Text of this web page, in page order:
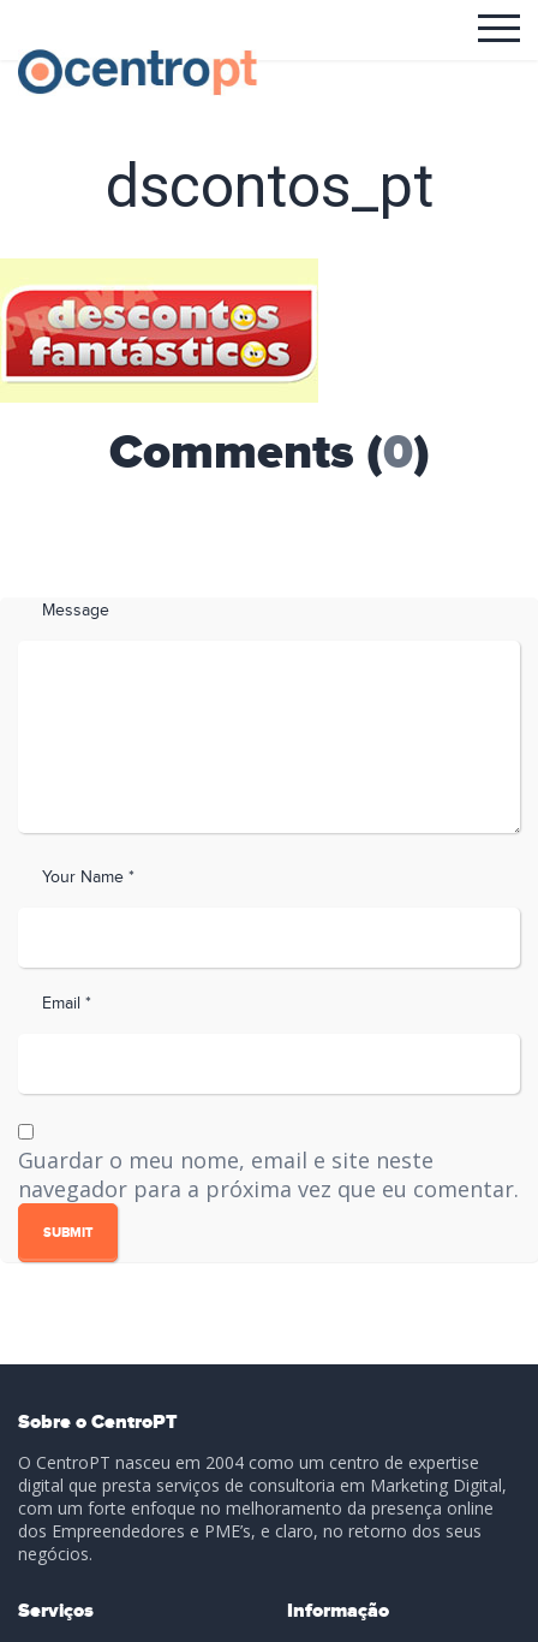
dscontos_pt
Comments (0)
Message
Your Name *
Email *
Guardar o meu nome, email e site neste
navegador para a próxima vez que eu comentar.
Sobre o CentroPT
O CentroPT nasceu em 2004 como um centro de expertise
digital que presta serviços de consultoria em Marketing Digital,
com um forte enfoque no melhoramento da presença online
dos Empreendedores e PME’s, e claro, no retorno dos seus
negócios.
Serviços Informação